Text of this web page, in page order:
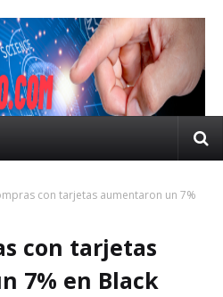
con tarjetas aumentaron un 7%
con tarjetas
7% en Black